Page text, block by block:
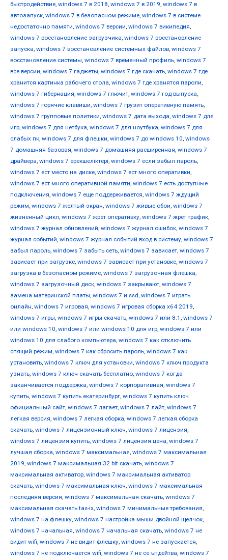
быстродействие, windows 7 в 2018, windows 7 в 2019, windows 7 в
автозапуск, windows 7 в безопасном режиме, windows 7 в системе
недостаточно памяти, windows 7 версии, windows 7 википедия,
windows 7 восстановление загрузчика, windows 7 восстановление
запуска, windows 7 восстановление системных файлов, windows 7
восстановление системы, windows 7 временный профиль, windows 7
все версии, windows 7 гаджеты, windows 7 где скачать, windows 7 где
хранится картинка рабочего стола, windows 7 где хранятся пароли,
windows 7 гибернация, windows 7 глючит, windows 7 год выпуска,
windows 7 горячие клавиши, windows 7 грузит оперативную память,
windows 7 групповые политики, windows 7 дата выхода, windows 7 для
игр, windows 7 для нетбука, windows 7 для ноутбука, windows 7 для
слабых пк, windows 7 для флешки, windows 7 до windows 10, windows
7 домашняя базовая, windows 7 домашняя расширенная, windows 7
драйвера, windows 7 ерекшеліктері, windows 7 если забыл пароль,
windows 7 ест место на диске, windows 7 ест много оперативки,
windows 7 ест много оперативной памяти, windows 7 есть доступные
подключения, windows 7 еще поддерживается, windows 7 ждущий
режим, windows 7 желтый экран, windows 7 живые обои, windows 7
жизненный цикл, windows 7 жрет оперативку, windows 7 жрет трафик,
windows 7 журнал обновлений, windows 7 журнал ошибок, windows 7
журнал событий, windows 7 журнал событий вход в систему, windows 7
забыл пароль, windows 7 забыть сеть, windows 7 зависает, windows 7
зависает при загрузке, windows 7 зависает при установке, windows 7
загрузка в безопасном режиме, windows 7 загрузочная флешка,
windows 7 загрузочный диск, windows 7 закрывают, windows 7
замена материнской платы, windows 7 и ssd, windows 7 играть
онлайн, windows 7 игровая, windows 7 игровая сборка x64 2019,
windows 7 игры, windows 7 игры скачать, windows 7 или 8.1 , windows 7
или windows 10, windows 7 или windows 10 для игр, windows 7 или
windows 10 для слабого компьютера, windows 7 как отключить
спящий режим, windows 7 как сбросить пароль, windows 7 как
установить, windows 7 ключ для установки, windows 7 ключ продукта
узнать, windows 7 ключ скачать бесплатно, windows 7 когда
заканчивается поддержка, windows 7 корпоративная, windows 7
купить, windows 7 купить екатеринбург, windows 7 купить ключ
официальный сайт, windows 7 лагает, windows 7 лайт, windows 7
легкая версия, windows 7 легкая сборка, windows 7 легкая сборка
скачать, windows 7 лицензионный ключ, windows 7 лицензия,
windows 7 лицензия купить, windows 7 лицензия цена, windows 7
лучшая сборка, windows 7 максимальная, windows 7 максимальная
2019, windows 7 максимальная 32 bit скачать, windows 7
максимальная активатор, windows 7 максимальная активатор
скачать, windows 7 максимальная ключ, windows 7 максимальная
последняя версия, windows 7 максимальная скачать, windows 7
максимальная скачать tas-ix, windows 7 минимальные требования,
windows 7 на флешку, windows 7 настройка мыши двойной щелчок,
windows 7 начальная, windows 7 начальная скачать, windows 7 не
видит wifi, windows 7 не видит флешку, windows 7 не запускается,
windows 7 не подключается wifi, windows 7 не се ъпдейтва, windows 7